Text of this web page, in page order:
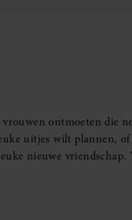
ontmoeten die
uitjes wilt plannen,
nieuwe